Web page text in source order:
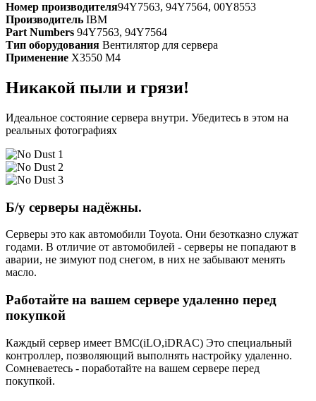
Номер производителя94Y7563, 94Y7564, 00Y8553
Производитель IBM
Part Numbers 94Y7563, 94Y7564
Тип оборудования Вентилятор для сервера
Применение X3550 M4
Никакой пыли и грязи!
Идеальное состояние сервера внутри. Убедитесь в этом на
реальных фотографиях
Б/у серверы надёжны.
Серверы это как автомобили Toyota. Они безотказно служат
годами. В отличие от автомобилей - серверы не попадают в
аварии, не зимуют под снегом, в них не забывают менять
масло.
Работайте на вашем сервере удаленно перед
покупкой
Каждый сервер имеет BMC(iLO,iDRAC) Это специальный
контроллер, позволяющий выполнять настройку удаленно.
Сомневаетесь - поработайте на вашем сервере перед
покупкой.